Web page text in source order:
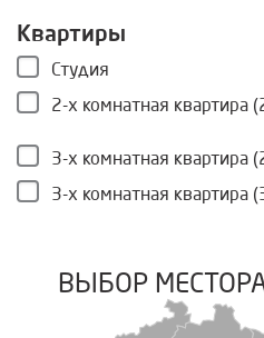
Квартиры
Студия
2-х комнатная квартира
3-х комнатная квартира
3-х комнатная квартира
ВЫБОР